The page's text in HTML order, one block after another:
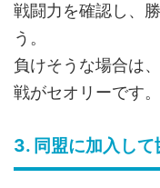
戦闘力を確認し、
う。
負けそうな場合は
戦がセオリーです。
3. 同盟に加入して